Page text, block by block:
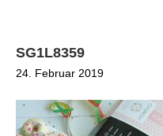
SG1L8359
24. Februar 2019